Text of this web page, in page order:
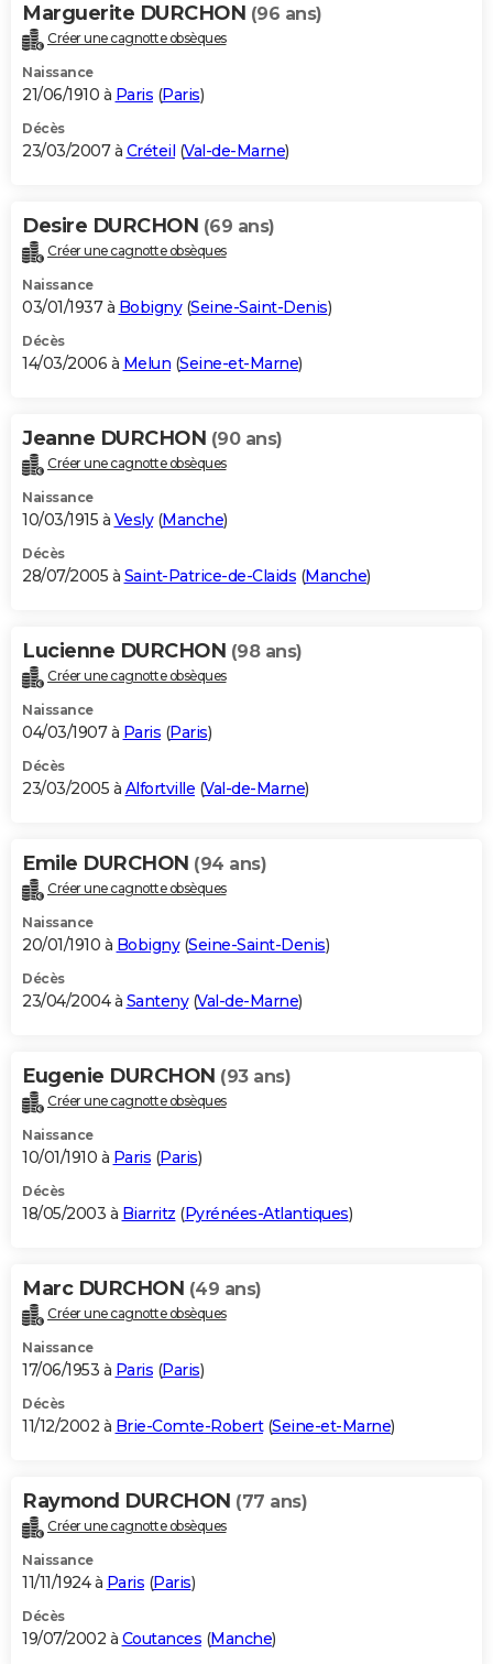
Marguerite DURCHON (96 ans)
Créer une cagnotte obsèques
Naissance
21/06/1910 à Paris (Paris)
Décès
23/03/2007 à Créteil (Val-de-Marne)
Desire DURCHON (69 ans)
Créer une cagnotte obsèques
Naissance
03/01/1937 à Bobigny(Seine-Saint-Denis)
Décès
14/03/2006 à Melun (Seine-et-Marne)
Jeanne DURCHON (90 ans)
Créer une cagnotte obsèques
Naissance
10/03/1915 à Vesly(Manche)
Décès
28/07/2005 à Saint-Patrice-de-Claids (Manche)
Lucienne DURCHON (98 ans)
Créer une cagnotte obsèques
Naissance
04/03/1907 à Paris (Paris)
Décès
23/03/2005 à Alfortville (Val-de-Marne)
Emile DURCHON (94 ans)
Créer une cagnotte obsèques
Naissance
20/01/1910 à Bobigny(Seine-Saint-Denis)
Décès
23/04/2004 à Santeny(Val-de-Marne)
Eugenie DURCHON (93 ans)
Créer une cagnotte obsèques
Naissance
10/01/1910 à Paris (Paris)
Décès
18/05/2003 à Biarritz (Pyrénées-Atlantiques)
Marc DURCHON (49 ans)
Créer une cagnotte obsèques
Naissance
17/06/1953 à Paris (Paris)
Décès
11/12/2002 à Brie-Comte-Robert(Seine-et-Marne)
Raymond DURCHON (77 ans)
Créer une cagnotte obsèques
Naissance
11/11/1924 à Paris (Paris)
Décès
19/07/2002 à Coutances (Manche)